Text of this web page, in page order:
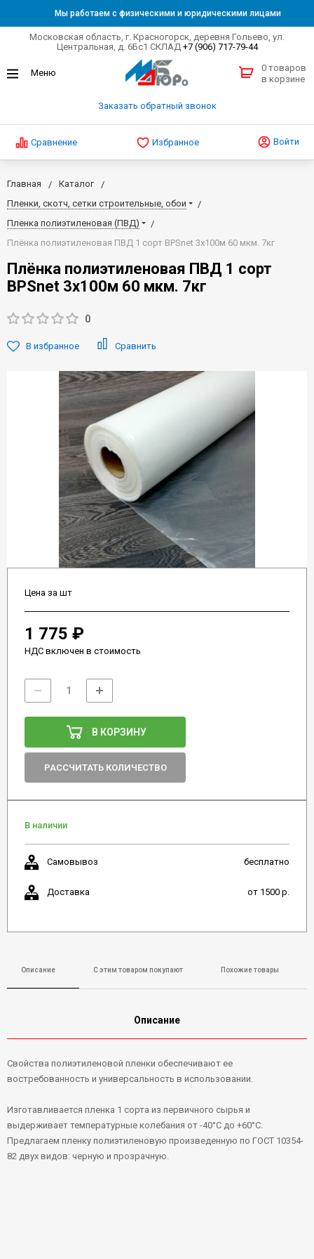
Мы работаем с физическими и юридическими лицами
Московская область, г. Красногорск, деревня Гольево, ул.
Центральная, д. 6Бс1 СКЛАД +7 (906) 717-79-44
Заказать обратный звонок
0 товаров
в корзине
Сравнение Избранное Войти
Главная
Каталог
Пленки, скотч, сетки строительные, обои
Пленка полиэтиленовая (ПВД)
Плёнка полиэтиленовая ПВД 1 сорт BPSnet 3х100м 60 мкм. 7кг
Плёнка полиэтиленовая ПВД 1 сорт
BPSnet 3х100м 60 мкм. 7кг
0
В избранное Сравнить
Цена за шт
1 775 ₽
НДС включен в стоимость
В КОРЗИНУ
РАССЧИТАТЬ КОЛИЧЕСТВО
В наличии
Самовывоз бесплатно
Доставка от 1500 р.
Описание С этим товаром покупают Похожие товары
Описание
Свойства полиэтиленовой пленки обеспечивают ее
востребованность и универсальность в использовании.
Изготавливается пленка 1 сорта из первичного сырья и
выдерживает температурные колебания от -40°С до +60°С.
Предлагаем пленку полиэтиленовую произведенную по ГОСТ 10354-
82 двух видов: черную и прозрачную.